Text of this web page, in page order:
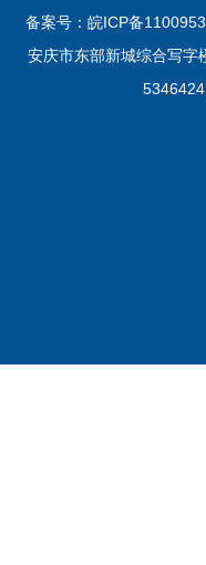
备案号：皖ICP备
安庆市东部新城综合写字